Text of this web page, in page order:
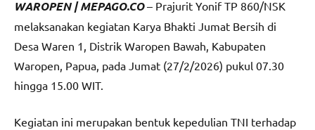
WAROPEN | MEPAGO.CO– Prajurit Yonif TP 860/NSK
melaksanakan kegiatan Karya Bhakti Jumat Bersih di
Desa Waren 1, Distrik Waropen Bawah, Kabupaten
Waropen, Papua, pada Jumat (27/2/2026) pukul 07.30
hingga 15.00 WIT.
Kegiatan ini merupakan bentuk kepedulian TNI terhadap